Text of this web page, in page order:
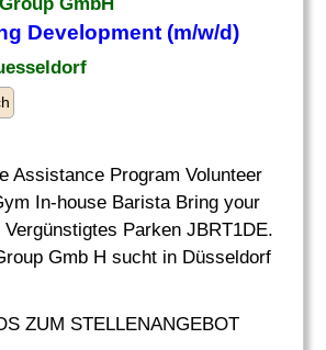
Development (m/w/d)
Assistance Program Volunteer
In-house Barista Bring your
Parken JBRT1DE.
Gmb H sucht in Düsseldorf
ZUM STELLENANGEBOT